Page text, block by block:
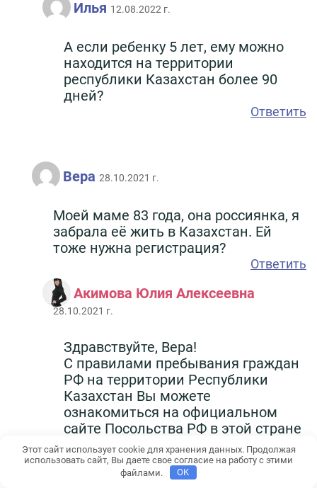
Илья 12.08.2022 г.
А если ребенку 5 лет, ему можно
находится на территории
республики Казахстан более 90
дней?
Ответить
Вера 28.10.2021 г.
Моей маме 83 года, она россиянка, я
забрала её жить в Казахстан. Ей
тоже нужна регистрация?
Ответить
Акимова Юлия Алексеевна
28.10.2021 г.
Здравствуйте, Вера!
С правилами пребывания граждан
РФ на территории Республики
Казахстан Вы можете
ознакомиться на официальном
сайте Посольства РФ в этой стране
здесь:
http://consular.rfembassy.ru/lm/
Этот сайт использует cookie для хранения данных. Продолжая
использовать сайт, Вы даете свое согласие на работу с этими
файлами.
OK